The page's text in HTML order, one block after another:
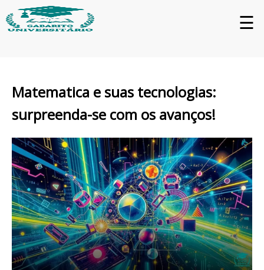
☰
Matematica e suas tecnologias:
surpreenda-se com os avanços!